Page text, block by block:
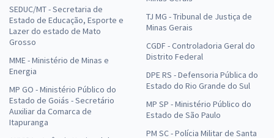
SEDUC/MT - Secretaria de
Estado de Educação, Esporte e
Lazer do estado de Mato
Grosso
MME - Ministério de Minas e
Energia
MP GO - Ministério Público do
Estado de Goiás - Secretário
Auxiliar da Comarca de
Itapuranga
TJ MG - Tribunal de Justiça de
Minas Gerais
CGDF - Controladoria Geral do
Distrito Federal
DPE RS - Defensoria Pública do
Estado do Rio Grande do Sul
MP SP - Ministério Público do
Estado de São Paulo
PM SC - Polícia Militar de Santa